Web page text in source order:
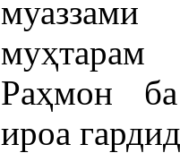
Раҳмон
ироа